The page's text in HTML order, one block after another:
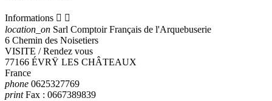
Informations  
location_on Sarl Comptoir Français de l'Arquebuserie
6 Chemin des Noisetiers
VISITE / Rendez vous
77166 ÉVRŸ LES CHÂTEAUX
France
phone 0625327769
printFax : 0667389839